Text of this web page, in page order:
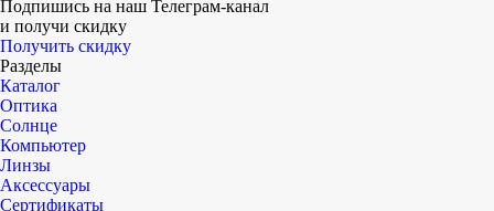
ношения. Когда адаптация завершится,
все неприятные ощущения исчезнут.
Подпишись на наш Телеграм-канал
и получи скидку
Получить скидку
Разделы
Каталог
Оптика
Солнце
Компьютер
Линзы
Аксессуары
Сертификаты